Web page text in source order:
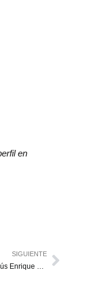
en
SIGUIENTE
Edixon Gallardo es el alcalde encargado de Jesús Enrique Lossada